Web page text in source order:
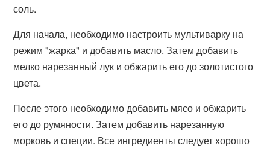
соль.
Для начала, необходимо настроить мультиварку на
режим "жарка" и добавить масло. Затем добавить
мелко нарезанный лук и обжарить его до золотистого
цвета.
После этого необходимо добавить мясо и обжарить
его до румяности. Затем добавить нарезанную
морковь и специи. Все ингредиенты следует хорошо